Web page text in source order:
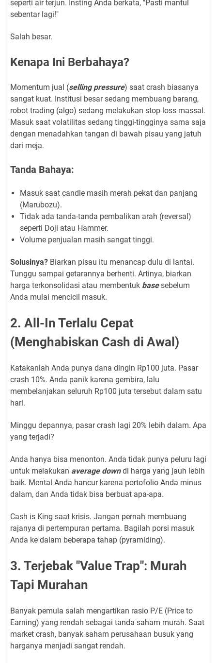
seperti air terjun. Insting Anda berkata, "Pasti mantul
sebentar lagi!"
Salah besar.
Kenapa Ini Berbahaya?
Momentum jual (selling pressure) saat crash biasanya
sangat kuat. Institusi besar sedang membuang barang,
robot trading (algo) sedang melakukan stop-loss massal.
Masuk saat volatilitas sedang tinggi-tingginya sama saja
dengan menadahkan tangan di bawah pisau yang jatuh
dari meja.
Tanda Bahaya:
Masuk saat candle masih merah pekat dan panjang
(Marubozu).
Tidak ada tanda-tanda pembalikan arah (reversal)
seperti Doji atau Hammer.
Volume penjualan masih sangat tinggi.
Solusinya? Biarkan pisau itu menancap dulu di lantai.
Tunggu sampai getarannya berhenti. Artinya, biarkan
harga terkonsolidasi atau membentuk basesebelum
Anda mulai mencicil masuk.
2. All-In Terlalu Cepat
(Menghabiskan Cash di Awal)
Katakanlah Anda punya dana dingin Rp100 juta. Pasar
crash 10%. Anda panik karena gembira, lalu
membelanjakan seluruh Rp100 juta tersebut dalam satu
hari.
Minggu depannya, pasar crash lagi 20% lebih dalam. Apa
yang terjadi?
Anda hanya bisa menonton. Anda tidak punya peluru lagi
untuk melakukan average downdi harga yang jauh lebih
baik. Mental Anda hancur karena portofolio Anda minus
dalam, dan Anda tidak bisa berbuat apa-apa.
Cash is King saat krisis. Jangan pernah membuang
rajanya di pertempuran pertama. Bagilah porsi masuk
Anda ke dalam beberapa tahap (pyramiding).
3. Terjebak "Value Trap": Murah
Tapi Murahan
Banyak pemula salah mengartikan rasio P/E (Price to
Earning) yang rendah sebagai tanda saham murah. Saat
market crash, banyak saham perusahaan busuk yang
harganya menjadi sangat rendah.